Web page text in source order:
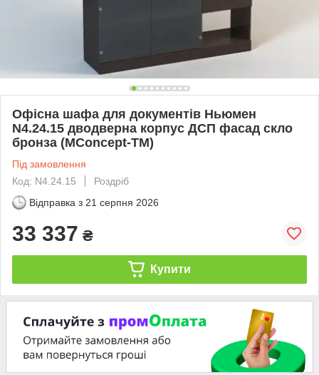
Офісна шафа для документів Ньюмен
N4.24.15 дводверна корпус ДСП фасад скло
бронза (MConcept-ТМ)
Під замовлення
Код: N4.24.15
Роздріб
Відправка з 21 серпня 2026
33 337 ₴
Купити